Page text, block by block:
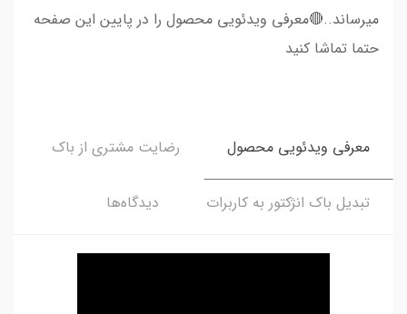
میرساند..🔴معرفی ویدئویی محصول را در پایین این صفحه
حتما تماشا کنید
معرفی ویدئویی محصول رضایت مشتری از باک
تبدیل باک انژکتور به کاربرات دیدگاه‌ها